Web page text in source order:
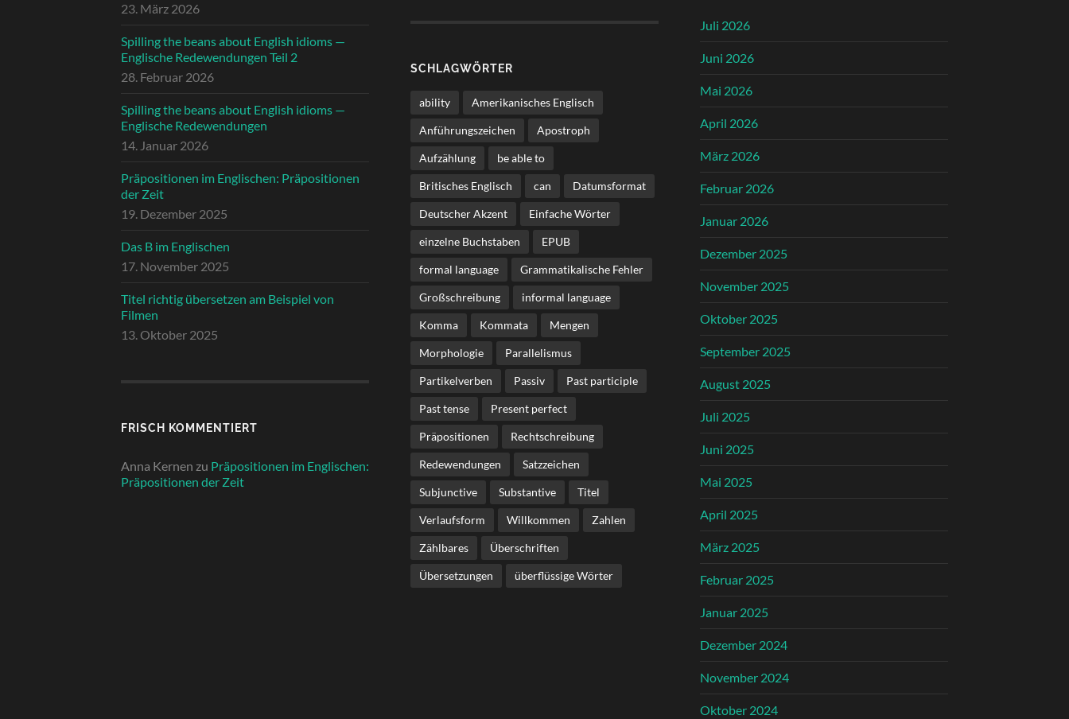
23. März 2026
Spilling the beans about English idioms —
Englische Redewendungen Teil 2
28. Februar 2026
Spilling the beans about English idioms —
Englische Redewendungen
14. Januar 2026
Präpositionen im Englischen: Präpositionen
der Zeit
19. Dezember 2025
Das B im Englischen
17. November 2025
Titel richtig übersetzen am Beispiel von
Filmen
13. Oktober 2025
FRISCH KOMMENTIERT
Anna Kernen zu Präpositionen im Englischen:
Präpositionen der Zeit
SCHLAGWÖRTER
ability Amerikanisches Englisch
Anführungszeichen Apostroph
Aufzählung be able to
Britisches Englisch can Datumsformat
Deutscher Akzent Einfache Wörter
einzelne Buchstaben EPUB
formal language Grammatikalische Fehler
Großschreibung informal language
Komma Kommata Mengen
Morphologie Parallelismus
Partikelverben Passiv Past participle
Past tense Present perfect
Präpositionen Rechtschreibung
Redewendungen Satzzeichen
Subjunctive Substantive Titel
Verlaufsform Willkommen Zahlen
Zählbares Überschriften
Übersetzungen überflüssige Wörter
Juli 2026
Juni 2026
Mai 2026
April 2026
März 2026
Februar 2026
Januar 2026
Dezember 2025
November 2025
Oktober 2025
September 2025
August 2025
Juli 2025
Juni 2025
Mai 2025
April 2025
März 2025
Februar 2025
Januar 2025
Dezember 2024
November 2024
Oktober 2024